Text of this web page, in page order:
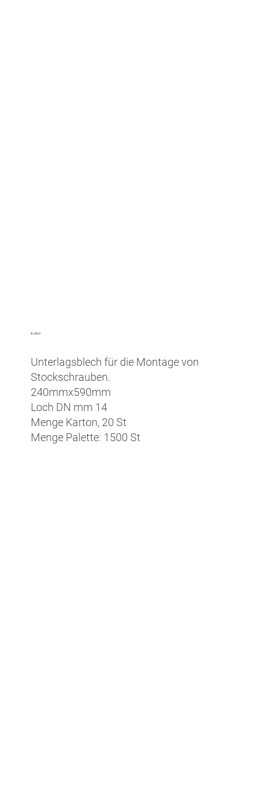
lb_Ried
Unterlagsblech für die Montage von
Stockschrauben.
240mmx590mm
Loch DN mm 14
Menge Karton, 20 St
Menge Palette: 1500 St